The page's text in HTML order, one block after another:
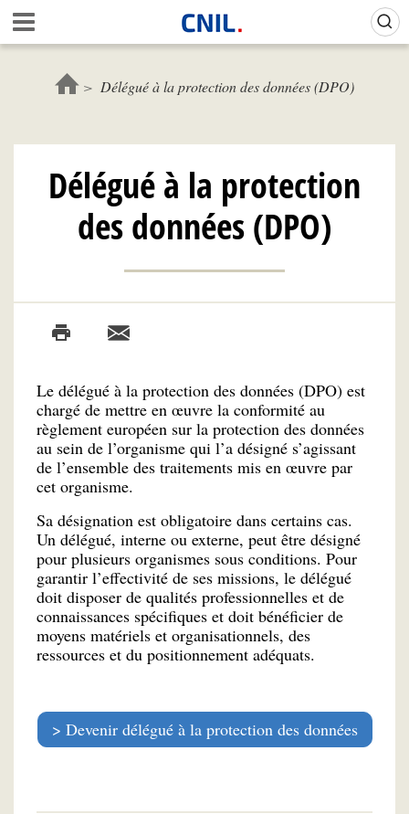
Aller
au
contenu
c
u
l
C
N
I
L
Délégué à la protection des données (DPO)
Délégué à la protection
des données (DPO)
Le délégué à la protection des données (DPO) est
chargé de mettre en œuvre la conformité au
règlement européen sur la protection des données
au sein de l’organisme qui l’a désigné s’agissant
de l’ensemble des traitements mis en œuvre par
cet organisme.
Sa désignation est obligatoire dans certains cas.
Un délégué, interne ou externe, peut être désigné
pour plusieurs organismes sous conditions. Pour
garantir l’effectivité de ses missions, le délégué
doit disposer de qualités professionnelles et de
connaissances spécifiques et doit bénéficier de
moyens matériels et organisationnels, des
ressources et du positionnement adéquats.
Devenir délégué à la protection des données
Gestion de vos préférences sur les cookies (témoins de connexion)